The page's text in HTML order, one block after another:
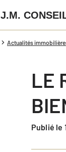
J.M.
Actualités
LE
Publié